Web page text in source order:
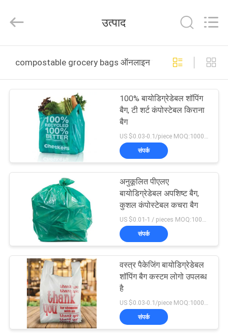
उत्पाद
कारखाने
गुणवत्ता
नियंत्रण
समाचार
Materials
Rights
उत्पाद
compostable grocery bags ऑनलाइन निर्माण
100% बायोडिग्रेडेबल शॉपिंग
बैग, टी शर्ट कंपोस्टेबल किराना
बैग
US $0.03-0.1/piece MOQ:10000pcs
संपर्क
अनुकूलित पीएलए
बायोडिग्रेडेबल अपशिष्ट बैग,
कुशल कंपोस्टेबल कचरा बैग
संपर्क
वस्त्र पैकेजिंग बायोडिग्रेडेबल
शॉपिंग बैग कस्टम लोगो उपलब्ध
है
संपर्क